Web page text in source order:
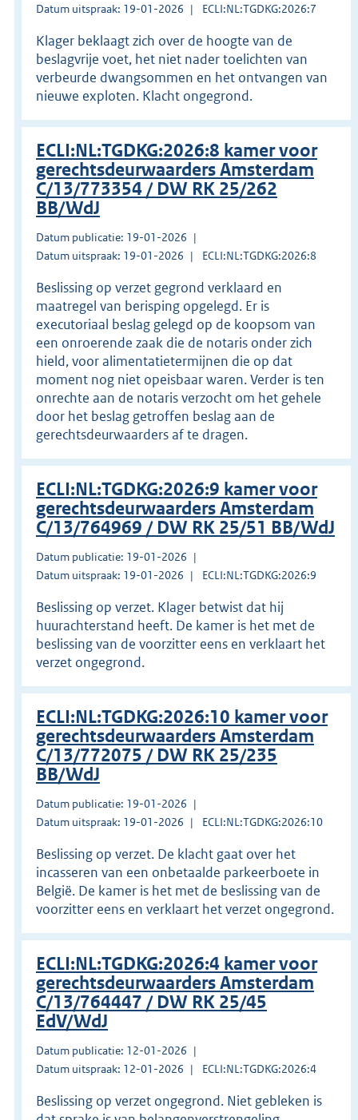
Datum uitspraak: 19-01-2026
ECLI:NL:TGDKG:2026:7
Klager beklaagt zich over de hoogte van de
beslagvrije voet, het niet nader toelichten van
verbeurde dwangsommen en het ontvangen van
nieuwe exploten. Klacht ongegrond.
ECLI:NL:TGDKG:2026:8 kamer voor
gerechtsdeurwaarders Amsterdam
C/13/773354 / DW RK 25/262
BB/WdJ
Datum publicatie: 19-01-2026
Datum uitspraak: 19-01-2026
ECLI:NL:TGDKG:2026:8
Beslissing op verzet gegrond verklaard en
maatregel van berisping opgelegd. Er is
executoriaal beslag gelegd op de koopsom van
een onroerende zaak die de notaris onder zich
hield, voor alimentatietermijnen die op dat
moment nog niet opeisbaar waren. Verder is ten
onrechte aan de notaris verzocht om het gehele
door het beslag getroffen beslag aan de
gerechtsdeurwaarders af te dragen.
ECLI:NL:TGDKG:2026:9 kamer voor
gerechtsdeurwaarders Amsterdam
C/13/764969 / DW RK 25/51 BB/WdJ
Datum publicatie: 19-01-2026
Datum uitspraak: 19-01-2026
ECLI:NL:TGDKG:2026:9
Beslissing op verzet. Klager betwist dat hij
huurachterstand heeft. De kamer is het met de
beslissing van de voorzitter eens en verklaart het
verzet ongegrond.
ECLI:NL:TGDKG:2026:10 kamer voor
gerechtsdeurwaarders Amsterdam
C/13/772075 / DW RK 25/235
BB/WdJ
Datum publicatie: 19-01-2026
Datum uitspraak: 19-01-2026
ECLI:NL:TGDKG:2026:10
Beslissing op verzet. De klacht gaat over het
incasseren van een onbetaalde parkeerboete in
België. De kamer is het met de beslissing van de
voorzitter eens en verklaart het verzet ongegrond.
ECLI:NL:TGDKG:2026:4 kamer voor
gerechtsdeurwaarders Amsterdam
C/13/764447 / DW RK 25/45
EdV/WdJ
Datum publicatie: 12-01-2026
Datum uitspraak: 12-01-2026
ECLI:NL:TGDKG:2026:4
Beslissing op verzet ongegrond. Niet gebleken is